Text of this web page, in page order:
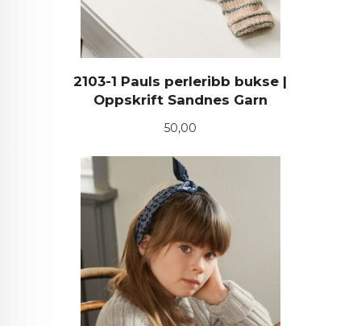
2103-1 Pauls perleribb bukse |
Oppskrift Sandnes Garn
Pris
50,00